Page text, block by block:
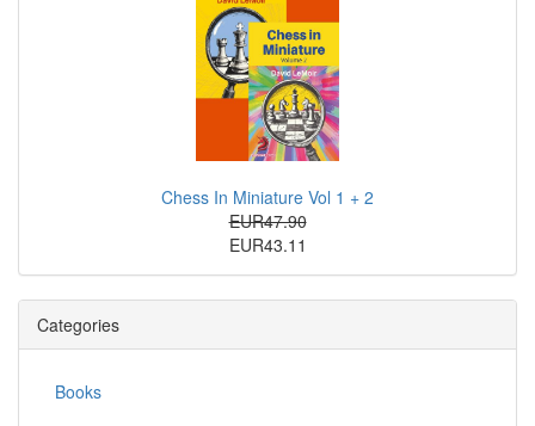
Chess In Miniature Vol 1 + 2
EUR47.90
EUR43.11
Categories
Books